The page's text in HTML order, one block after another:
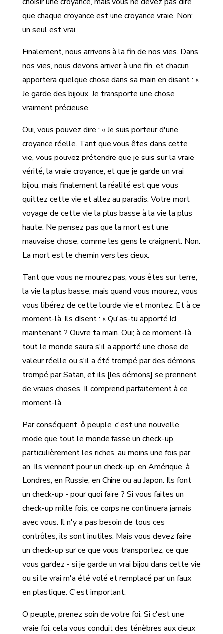
que chaque croyance est une croyance vraie. Non;
un seul est vrai.
Finalement, nous arrivons à la fin de nos vies. Dans
nos vies, nous devons arriver à une fin, et chacun
apportera quelque chose dans sa main en disant : «
Je garde des bijoux. Je transporte une chose
vraiment précieuse.
Oui, vous pouvez dire : « Je suis porteur d'une
croyance réelle. Tant que vous êtes dans cette
vie, vous pouvez prétendre que je suis sur la vraie
vérité, la vraie croyance, et que je garde un vrai
bijou, mais finalement la réalité est que vous
quittez cette vie et allez au paradis. Votre mort
voyage de cette vie la plus basse à la vie la plus
haute. Ne pensez pas que la mort est une
mauvaise chose, comme les gens le craignent. Non.
La mort est le chemin vers les cieux.
Tant que vous ne mourez pas, vous êtes sur terre,
la vie la plus basse, mais quand vous mourez, vous
vous libérez de cette lourde vie et montez. Et à ce
moment-là, ils disent : « Qu'as-tu apporté ici
maintenant ? Ouvre ta main. Oui; à ce moment-là,
tout le monde saura s'il a apporté une chose de
valeur réelle ou s'il a été trompé par des démons,
trompé par Satan, et ils [les démons] se prennent
de vraies choses. Il comprend parfaitement à ce
moment-là.
Par conséquent, ô peuple, c'est une nouvelle
mode que tout le monde fasse un check-up,
particulièrement les riches, au moins une fois par
an. Ils viennent pour un check-up, en Amérique, à
Londres, en Russie, en Chine ou au Japon. Ils font
un check-up - pour quoi faire ? Si vous faites un
check-up mille fois, ce corps ne continuera jamais
avec vous. Il n'y a pas besoin de tous ces
contrôles, ils sont inutiles. Mais vous devez faire
un check-up sur ce que vous transportez, ce que
vous gardez - si je garde un vrai bijou dans cette vie
ou si le vrai m'a été volé et remplacé par un faux
en plastique. C'est important.
O peuple, prenez soin de votre foi. Si c'est une
vraie foi, cela vous conduit des ténèbres aux cieux